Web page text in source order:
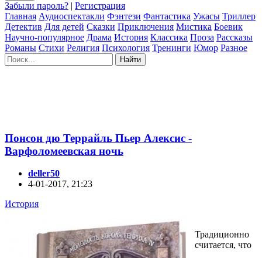
Забыли пароль? | Регистрация
Главная Аудиоспектакли Фэнтези Фантастика Ужасы Триллер
Детектив Для детей Сказки Приключения Мистика Боевик
Научно-популярное Драма История Классика Проза Рассказы
Романы Стихи Религия Психология Тренинги Юмор Разное
Найти
Понсон дю Террайль Пьер Алексис -
Варфоломеевская ночь
deller50
4-01-2017, 21:23
История
Традиционно
считается, что